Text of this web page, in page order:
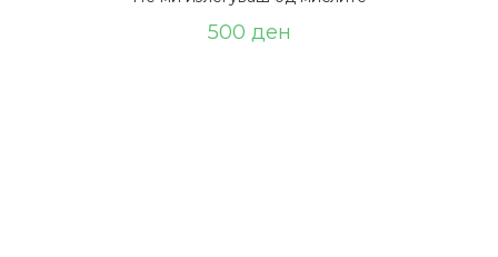
500 ден